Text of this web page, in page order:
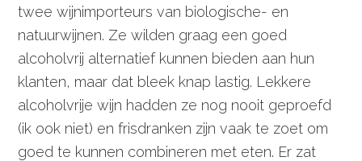
twee wijnimporteurs van biologische- en
natuurwijnen. Ze wilden graag een goed
alcoholvrij alternatief kunnen bieden aan hun
klanten, maar dat bleek knap lastig. Lekkere
alcoholvrije wijn hadden ze nog nooit geproefd
(ik ook niet) en frisdranken zijn vaak te zoet om
goed te kunnen combineren met eten. Er zat